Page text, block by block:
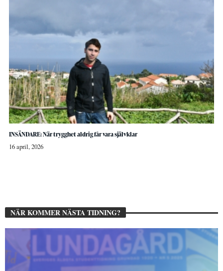
INSÄNDARE: När trygghet aldrig får vara självklar
16 april, 2026
NÄR KOMMER NÄSTA TIDNING?